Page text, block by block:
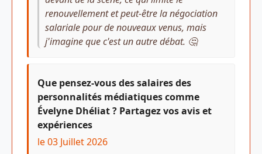
renouvellement et peut-être la négociation
salariale pour de nouveaux venus, mais
j'imagine que c'est un autre débat. 🤔
Que pensez-vous des salaires des
personnalités médiatiques comme
Évelyne Dhéliat ? Partagez vos avis et
expériences
le 03 Juillet 2026